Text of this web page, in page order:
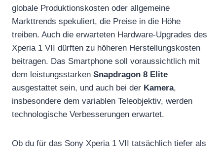
globale Produktionskosten oder allgemeine
Markttrends spekuliert, die Preise in die Höhe
treiben. Auch die erwarteten Hardware-Upgrades des
Xperia 1 VII dürften zu höheren Herstellungskosten
beitragen. Das Smartphone soll voraussichtlich mit
dem leistungsstarken Snapdragon 8 Elite
ausgestattet sein, und auch bei der Kamera,
insbesondere dem variablen Teleobjektiv, werden
technologische Verbesserungen erwartet.
Ob du für das Sony Xperia 1 VII tatsächlich tiefer als